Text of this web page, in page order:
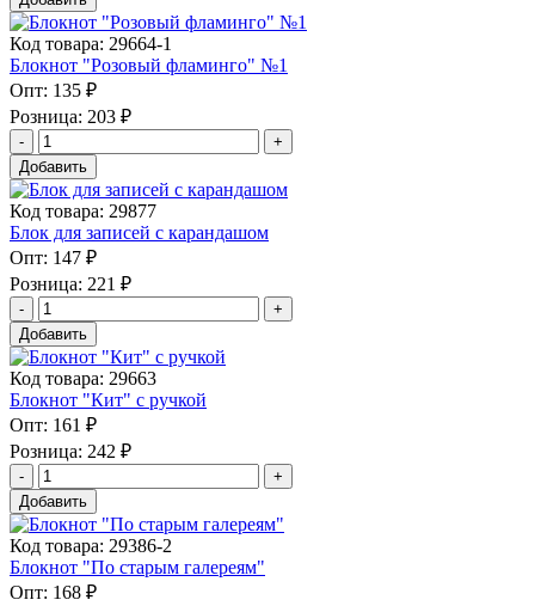
Код товара: 29664-1
Блокнот "Розовый фламинго" №1
Опт: 135 ₽
Розница: 203 ₽
Добавить
Код товара: 29877
Блок для записей с карандашом
Опт: 147 ₽
Розница: 221 ₽
Добавить
Код товара: 29663
Блокнот "Кит" с ручкой
Опт: 161 ₽
Розница: 242 ₽
Добавить
Код товара: 29386-2
Блокнот "По старым галереям"
Опт: 168 ₽